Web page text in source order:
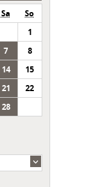
Sa
So
1
7
8
14
15
21
22
28